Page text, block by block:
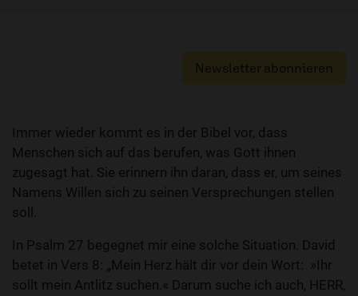
Newsletter abonnieren
Immer wieder kommt es in der Bibel vor, dass
Menschen sich auf das berufen, was Gott ihnen
zugesagt hat. Sie erinnern ihn daran, dass er, um seines
Namens Willen sich zu seinen Versprechungen stellen
soll.
In Psalm 27 begegnet mir eine solche Situation. David
betet in Vers 8: „Mein Herz hält dir vor dein Wort: »Ihr
sollt mein Antlitz suchen.« Darum suche ich auch, HERR,